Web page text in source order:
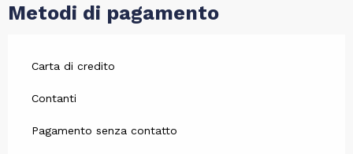
Metodi di pagamento
Carta di credito
Contanti
Pagamento senza contatto